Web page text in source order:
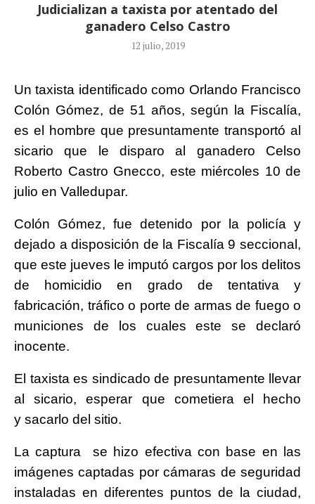
Judicializan a taxista por atentado del
ganadero Celso Castro
12 julio, 2019
Un taxista identificado como Orlando Francisco
Colón Gómez, de 51 años, según la Fiscalía,
es el hombre que presuntamente transportó al
sicario que le disparo al ganadero Celso
Roberto Castro Gnecco, este miércoles 10 de
julio en Valledupar.
Colón Gómez, fue detenido por la policía y
dejado a disposición de la Fiscalía 9 seccional,
que este jueves le imputó cargos por los delitos
de homicidio en grado de tentativa y
fabricación, tráfico o porte de armas de fuego o
municiones de los cuales este se declaró
inocente.
El taxista es sindicado de presuntamente llevar
al sicario, esperar que cometiera el hecho
y sacarlo del sitio.
La captura se hizo efectiva con base en las
imágenes captadas por cámaras de seguridad
instaladas en diferentes puntos de la ciudad,